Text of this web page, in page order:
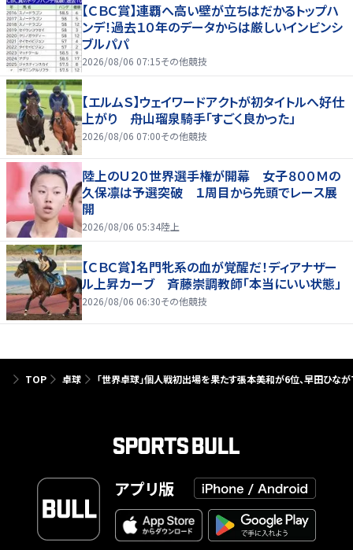
【ＣＢＣ賞】連覇へ高い壁が立ちはだかるトップハ
ンデ！過去１０年のデータからは厳しいインビンシ
ブルパパ
2026/08/06 07:15その他競技
【エルムＳ】ウェイワードアクトが初タイトルへ好仕
上がり 舟山瑠泉騎手「すごく良かった」
2026/08/06 07:00その他競技
陸上のＵ２０世界選手権が開幕 女子８００Ｍの
久保凛は予選突破 １周目から先頭でレース展
開
2026/08/06 05:34陸上
【ＣＢＣ賞】名門牝系の血が覚醒だ！ディアナザー
ル上昇カーブ 斉藤崇調教師「本当にいい状態」
2026/08/06 06:30その他競技
TOP 卓球 「世界卓球」個人戦初出場を果たす張本美和が6位、早田ひな
アプリ版